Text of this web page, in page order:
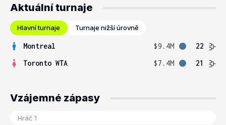
Aktuální turnaje
Hlavní turnaje Turnaje nižší úrovně
Montreal $9.4M
22
Toronto WTA
$7.4M 21
Vzájemné zápasy